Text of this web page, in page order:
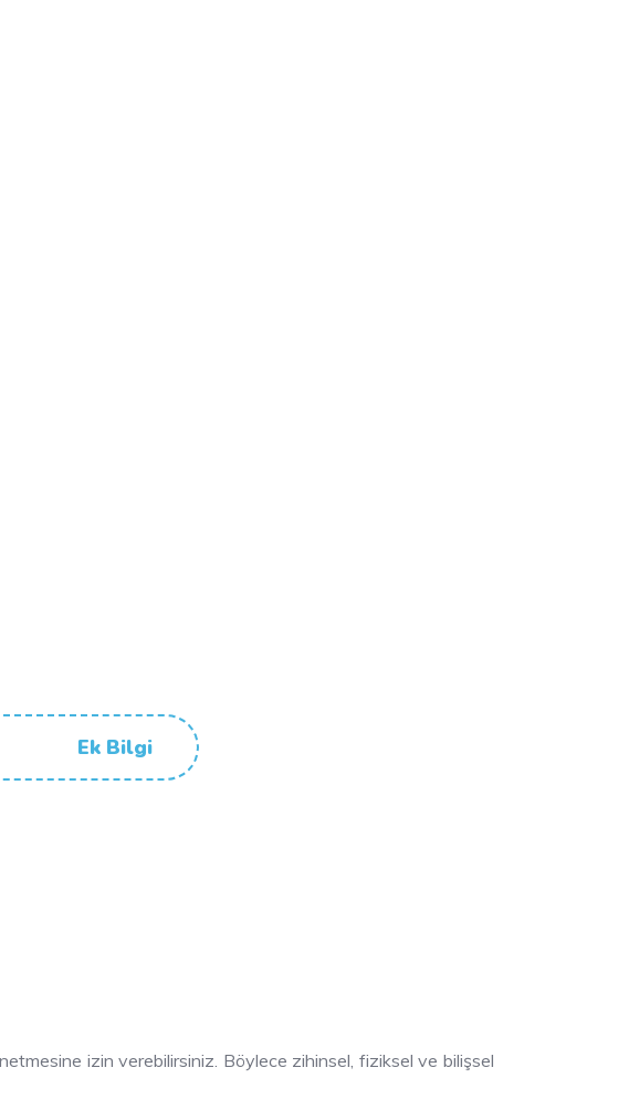
Ek Bilgi
izin verebilirsiniz. Böylece zihinsel, fiziksel ve bilişsel